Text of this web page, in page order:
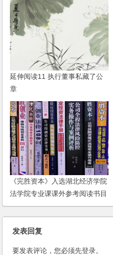
延伸阅读11 执行董事私藏了公
章
《完胜资本》入选湖北经济学院
法学院专业课课外参考阅读书目
发表回复
要发表评论，您必须先登录。